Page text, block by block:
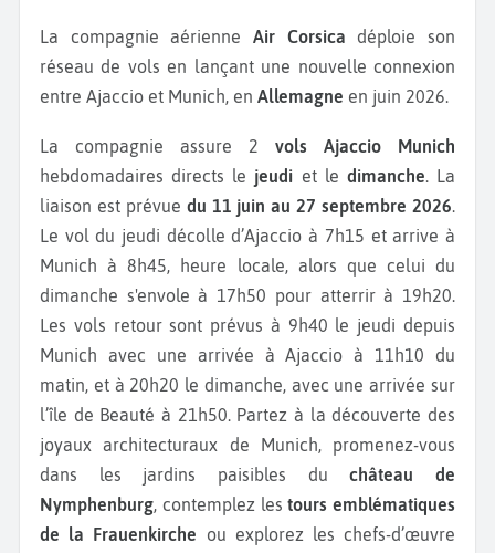
La compagnie aérienne Air Corsica déploie son
réseau de vols en lançant une nouvelle connexion
entre Ajaccio et Munich, en Allemagne en juin 2026.
La compagnie assure 2 vols Ajaccio Munich
hebdomadaires directs le jeudi et le dimanche. La
liaison est prévue du 11 juin au 27 septembre 2026.
Le vol du jeudi décolle d’Ajaccio à 7h15 et arrive à
Munich à 8h45, heure locale, alors que celui du
dimanche s'envole à 17h50 pour atterrir à 19h20.
Les vols retour sont prévus à 9h40 le jeudi depuis
Munich avec une arrivée à Ajaccio à 11h10 du
matin, et à 20h20 le dimanche, avec une arrivée sur
l’île de Beauté à 21h50. Partez à la découverte des
joyaux architecturaux de Munich, promenez-vous
dans les jardins paisibles duchâteau de
Nymphenburg, contemplez lestours emblématiques
de la Frauenkirche ou explorez les chefs-d’œuvre